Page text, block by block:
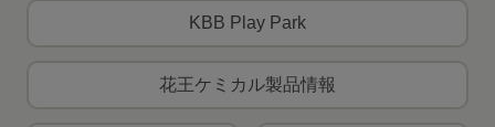
KBB Play Park
花王ケミカル製品情報